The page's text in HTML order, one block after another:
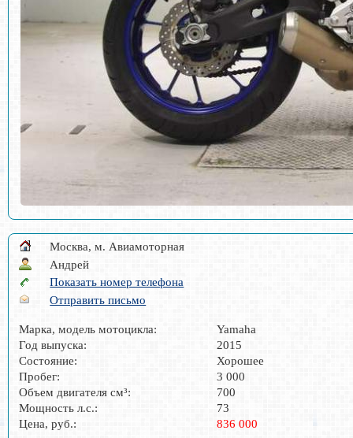
Москва, м. Авиамоторная
Андрей
Показать номер телефона
Отправить письмо
Марка, модель мотоцикла:
Yamaha
Год выпуска:
2015
Состояние:
Хорошее
Пробег:
3 000
Объем двигателя см³:
700
Мощность л.с.:
73
Цена, руб.:
836 000